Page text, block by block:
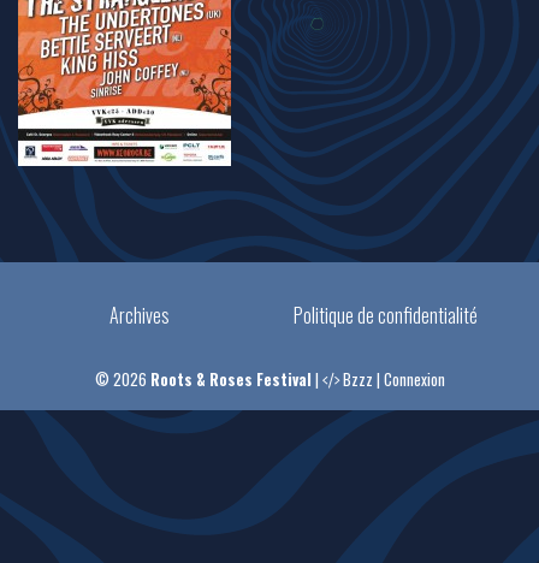
Archives Politique de confidentialité
© 2026 Roots & Roses Festival | Bzzz | Connexion